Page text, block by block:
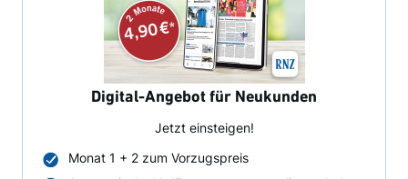
Digital-Angebot für Neukunden
Jetzt einsteigen!
Monat 1 + 2 zum Vorzugspreis